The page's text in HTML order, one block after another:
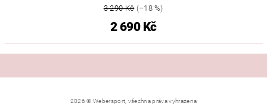
3 290 Kč(–18 %)
2 690 Kč
2026 © Webersport, všechna práva vyhrazena